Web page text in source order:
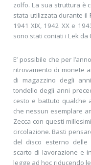
zolfo. La sua struttura è
stata utilizzata durante il
1941 XIX, 1942 XX e
sono stati coniati i Lek da
E’ possibile che per
ritrovamento di monete
di magazzino degli
tondello degli anni
cesto e battuto qualche
che nessun esemplare
Zecca con questi
circolazione. Basti
del disco esterno delle
scarto di lavorazione e
legge ad hoc riducendo